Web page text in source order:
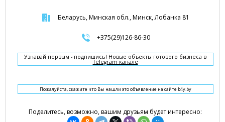
Беларусь, Минская обл., Минск, Лобанка 81
+375(29)126-86-30
Узнавай первым - подпишись! Новые объекты готового бизнеса в
Telegram канале
Пожалуйста, скажите что Вы нашли это объявление на сайте b4y.by
Поделитесь, возможно, вашим друзьям будет интересно: